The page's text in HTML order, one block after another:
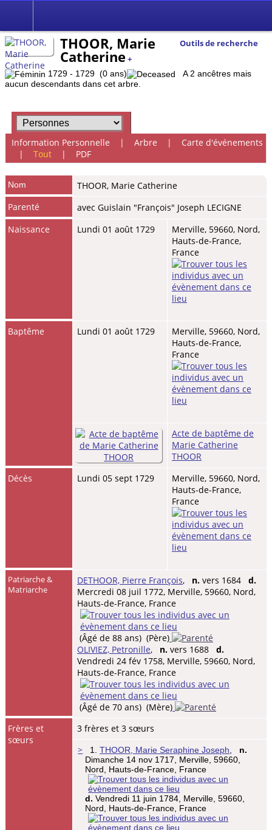
Outils de recherche
THOOR, Marie
Catherine +
1729 - 1729 (0 ans)
A 2 ancêtres mais
aucun descendants dans cet arbre.
Information Personnelle | Arbre | Carte d'événements
| Tout| PDF
Nom THOOR, Marie Catherine
Parenté
avec Guislain "François" Joseph LECIGNE
Naissance
Lundi 01 août 1729
Merville, 59660, Nord,
Hauts-de-France,
France
Baptême Lundi 01 août 1729
Merville, 59660, Nord,
Hauts-de-France,
France
Acte de baptême de
Marie Catherine
THOOR
Décès
Lundi 05 sept 1729
Merville, 59660, Nord,
Hauts-de-France,
France
Patriarche &
Matriarche
DETHOOR, Pierre François, n. vers 1684 d.
Mercredi 08 juil 1772, Merville, 59660, Nord,
Hauts-de-France, France
(Âgé de 88 ans) (Père)
OLIVIEZ, Petronille, n. vers 1688 d.
Vendredi 24 fév 1758, Merville, 59660, Nord,
Hauts-de-France, France
(Âgé de 70 ans) (Mère)
Frères et
sœurs
3 frères et 3 sœurs
>
1.THOOR, Marie Seraphine Joseph
n.
Dimanche 14 nov 1717, Merville, 59660,
Nord, Hauts-de-France, France
d. Vendredi 11 juin 1784, Merville, 59660,
Nord, Hauts-de-France, France